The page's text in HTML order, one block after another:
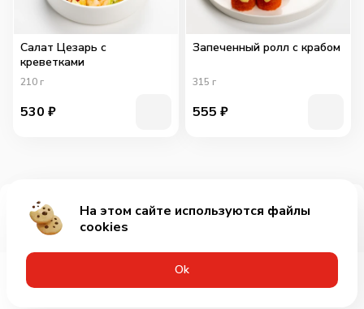
Добавить за 759₽
Салат Цезарь с
креветками
210 г
530 ₽
Запеченный ролл с крабом
315 г
555 ₽
На этом сайте используются файлы
cookies
Оk